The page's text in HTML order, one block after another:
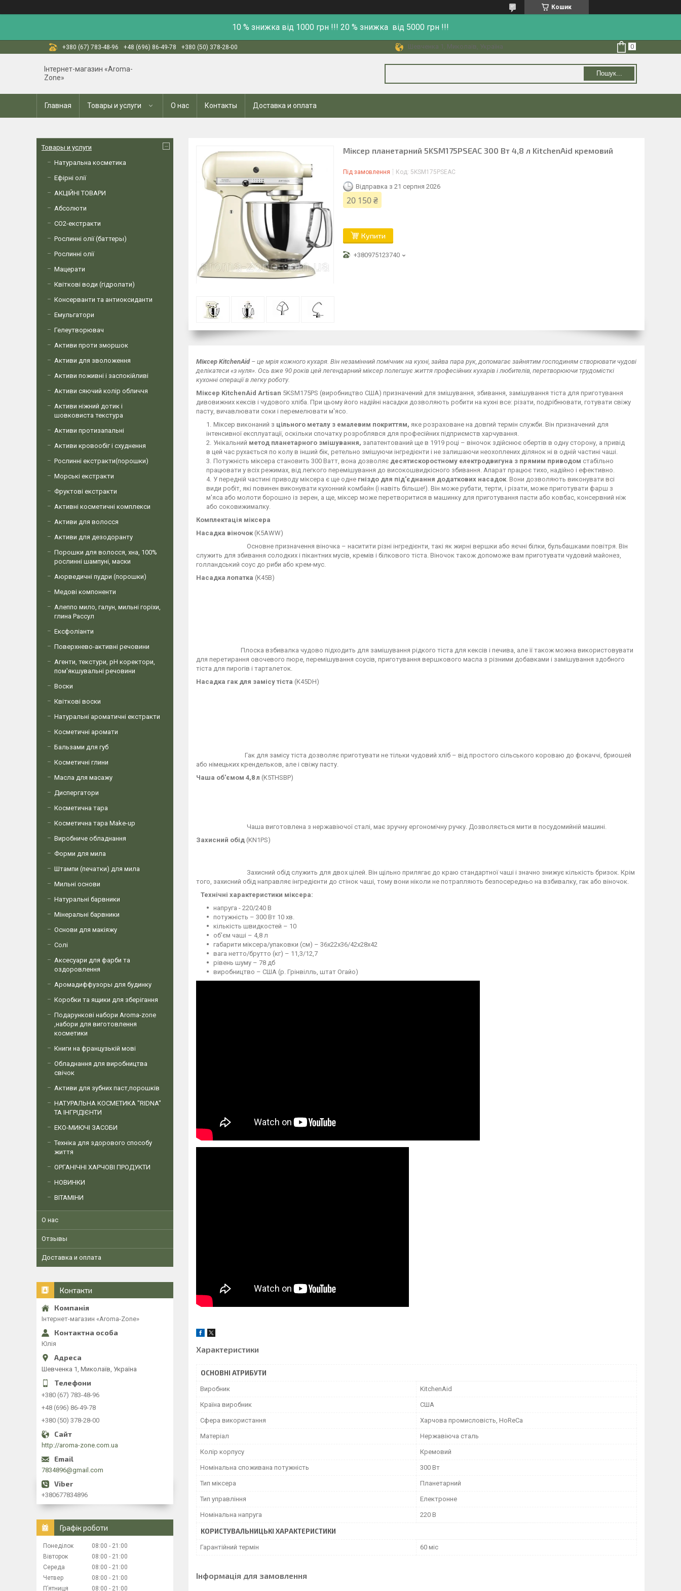
Кошик
10 % знижка від 1000 грн !!! 20 % знижка від 5000 грн !!!
+380 (67) 783-48-96 +48 (696) 86-49-78 +380 (50) 378-28-00 Шевченка 1, Миколаїв, Україна
Інтернет-магазин «Aroma-
Zone»
Пошук...
Главная Товары и услуги О нас Контакты Доставка и оплата
Міксер планетарний 5KSM175PSEAC 300 Вт 4,8 л KitchenAid кремовий
Під замовлення Код: 5KSM175PSEAC
Відправка з 21 серпня 2026
20 150 ₴
Купити
+380975123740
Міксер KitchenAid – це мрія кожного кухаря. Він незамінний помічник на кухні, зайва пара рук, допомагає зайнятим господиням створювати чудові
делікатеси «з нуля». Ось вже 90 років цей легендарний міксер полегшує життя професійних кухарів і любителів, перетворюючи трудомісткі
кухонні операції в легку роботу.
Міксер KitchenAid Artisan 5KSM175PS (виробництво США) призначений для змішування, збивання, замішування тіста для приготування
дивовижних кексів і чудового хліба. При цьому його надійні насадки дозволяють робити на кухні все: різати, подрібнювати, готувати свіжу
пасту, вичавлювати соки і перемелювати м'ясо.
Міксер виконаний з цільного металу з емалевим покриттям, яке розраховане на довгий термін служби. Він призначений для
інтенсивної експлуатації, оскільки спочатку розроблявся для професійних підприємств харчування.
Унікальний метод планетарного змішування, запатентований ще в 1919 році – віночок здійснює обертів в одну сторону, а привід
в цей час рухається по колу в інший бік, ретельно змішуючи інгредієнти і не залишаючи неохоплених ділянок ні в одній частині чаші.
Потужність міксера становить 300 Ватт, вона дозволяє десятискоростному електродвигуна з прямим приводом стабільно
працювати у всіх режимах, від легкого перемішування до високошвидкісного збивання. Апарат працює тихо, надійно і ефективно.
У передній частині приводу міксера є ще одне гніздо для під'єднання додаткових насадок. Вони дозволяють виконувати всі
види робіт, які повинен виконувати кухонний комбайн (і навіть більше!). Він може рубати, терти, і різати, може приготувати фарш з
м'яса або молоти борошно із зерен, а ще, міксер може перетворитися в машинку для приготування пасти або ковбас, консервний ніж
або соковижималку.
Комплектація міксера
Насадка віночок (K5AWW)
Основне призначення віночка – наситити різні інгредієнти, такі як жирні вершки або яєчні білки, бульбашками повітря. Він
служить для збивання солодких і пікантних мусів, кремів і білкового тіста. Віночок також допоможе вам приготувати чудовий майонез,
голландський соус до риби або крем-мус.
Насадка лопатка (K45B)
Плоска взбивалка чудово підходить для замішування рідкого тіста для кексів і печива, але її також можна використовувати
для перетирання овочевого пюре, перемішування соусів, приготування вершкового масла з різними добавками і замішування здобного
тіста для пирогів і тарталеток.
Насадка гак для замісу тіста (K45DH)
Гак для замісу тіста дозволяє приготувати не тільки чудовий хліб – від простого сільського короваю до фокаччі, бриошей
або німецьких крендельков, але і свіжу пасту.
Чаша об'ємом 4,8 л (K5THSBP)
Чаша виготовлена з нержавіючої сталі, має зручну ергономічну ручку. Дозволяється мити в посудомийній машині.
Захисний обід (KN1PS)
Захисний обід служить для двох цілей. Він щільно прилягає до краю стандартної чаші і значно знижує кількість бризок. Крім
того, захисний обід направляє інгредієнти до стінок чаші, тому вони ніколи не потрапляють безпосередньо на взбивалку, гак або віночок.
Технічні характеристики міксера:
напруга - 220/240 В
потужність – 300 Вт 10 хв.
кількість швидкостей – 10
об'єм чаші – 4,8 л
габарити міксера/упаковки (см) – 36х22х36/42х28х42
вага нетто/брутто (кг) – 11,3/12,7
рівень шуму – 78 дб
виробництво – США (р. Грінвілль, штат Огайо)
Характеристики
ОСНОВНІ АТРИБУТИ
Виробник KitchenAid
Країна виробник США
Сфера використання Харчова промисловість, HoReCa
Матеріал Нержавіюча сталь
Колір корпусу Кремовий
Номінальна споживана потужність 300 Вт
Тип міксера Планетарний
Тип управління Електронне
Номінальна напруга 220 В
КОРИСТУВАЛЬНИЦЬКІ ХАРАКТЕРИСТИКИ
Гарантійний термін 60 міс
Інформація для замовлення
Товары и услуги
Натуральна косметика
Ефірні олії
АКЦІЙНІ ТОВАРИ
Абсолюти
СО2-екстракти
Рослинні олії (баттеры)
Рослинні олії
Мацерати
Квіткові води (гідролати)
Консерванти та антиоксиданти
Емульгатори
Гелеутворювач
Активи проти зморшок
Активи для зволоження
Активи поживні і заспокійливі
Активи сяючий колір обличчя
Активи ніжний дотик і
шовковиста текстура
Активи протизапальні
Активи кровообіг і схуднення
Рослинні екстракти(порошки)
Морські екстракти
Фруктові екстракти
Активні косметичні комплекси
Активи для волосся
Активи для дезодоранту
Порошки для волосся, хна, 100%
рослинні шампуні, маски
Аюрведичні пудри (порошки)
Медові компоненти
Алеппо мило, галун, мильні горіхи,
глина Рассул
Ексфоліанти
Поверхнево-активні речовини
Агенти, текстури, рН коректори,
пом'якшувальні речовини
Воски
Квіткові воски
Натуральні ароматичні екстракти
Косметичні аромати
Бальзами для губ
Косметичні глини
Масла для масажу
Диспергатори
Косметична тара
Косметична тара Make-up
Виробниче обладнання
Форми для мила
Штампи (печатки) для мила
Мильні основи
Натуральні барвники
Мінеральні барвники
Основи для макіяжу
Солі
Аксесуари для фарби та
оздоровлення
Аромадиффузоры для будинку
Коробки та ящики для зберігання
Подарункові набори Aroma-zone
,набори для виготовлення
косметики
Книги на французькій мові
Обладнання для виробництва
свічок
Активи для зубних паст,порошків
НАТУРАЛЬНА КОСМЕТИКА "RIDNA"
ТА ІНГРІДІЄНТИ
ЕКО-МИЮЧІ ЗАСОБИ
Техніка для здорового способу
життя
ОРГАНІЧНІ ХАРЧОВІ ПРОДУКТИ
НОВИНКИ
ВІТАМІНИ
О нас
Отзывы
Доставка и оплата
Контакти
Інтернет-магазин «Aroma-Zone»
Юлія
Шевченка 1, Миколаїв, Україна
+380 (67) 783-48-96
+48 (696) 86-49-78
+380 (50) 378-28-00
http://aroma-zone.com.ua
7834896@gmail.com
+380677834896
Графік роботи
Понеділок 08:00
21:00
Вівторок
08:00
21:00
Середа
08:00
21:00
Четвер
08:00
21:00
Пʼятниця
08:00 21:00